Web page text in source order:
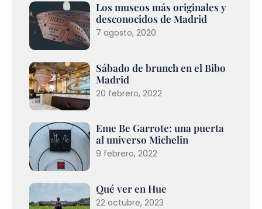
Los museos más originales y
desconocidos de Madrid
7 agosto, 2020
Sábado de brunch en el Bibo
Madrid
20 febrero, 2022
Eme Be Garrote: una puerta
al universo Michelin
9 febrero, 2022
Qué ver en Hue
22 octubre, 2023